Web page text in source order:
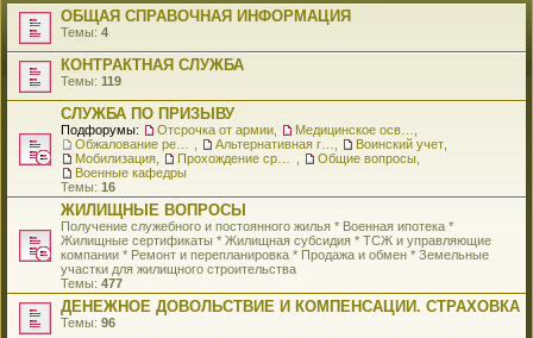
ОБЩАЯ СПРАВОЧНАЯ ИНФОРМАЦИЯ
Темы: 4
КОНТРАКТНАЯ СЛУЖБА
Темы: 119
СЛУЖБА ПО ПРИЗЫВУ
Подфорумы: Отсрочка от армии
Воинский учет
Мобилизация
Общие вопросы
Военные кафедры
Темы: 16
ЖИЛИЩНЫЕ ВОПРОСЫ
Получение служебного и постоянного жилья * Военная ипотека *
Жилищные сертификаты * Жилищная субсидия * ТСЖ и управляющие
компании * Ремонт и перепланировка * Продажа и обмен * Земельные
участки для жилищного строительства
Темы: 477
ДЕНЕЖНОЕ ДОВОЛЬСТВИЕ И КОМПЕНСАЦИИ. СТРАХОВКА
Темы: 96